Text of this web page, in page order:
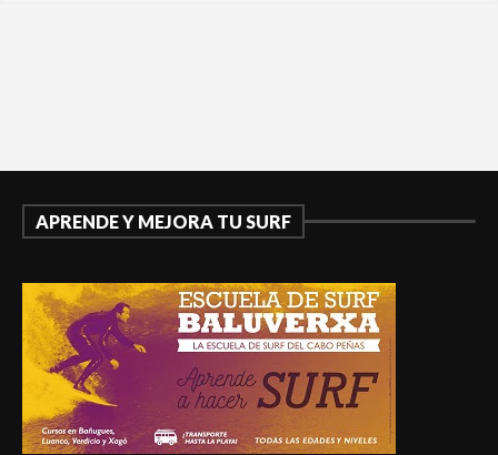
APRENDE Y MEJORA TU SURF